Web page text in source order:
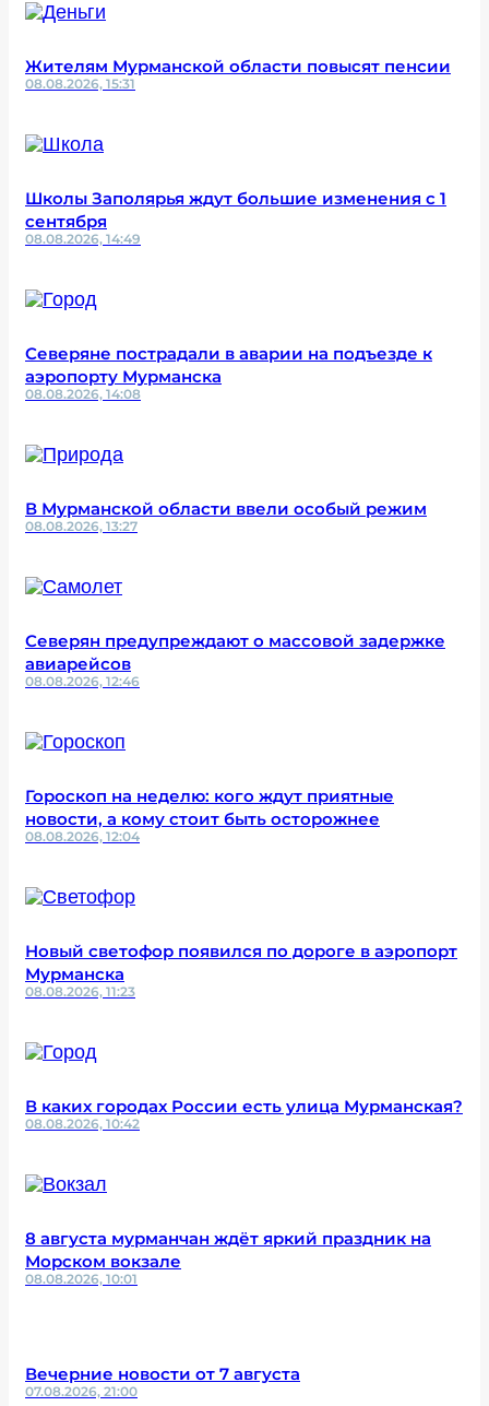
Жителям Мурманской области повысят пенсии
08.08.2026, 15:31
Школы Заполярья ждут большие изменения с 1
сентября
08.08.2026, 14:49
Северяне пострадали в аварии на подъезде к
аэропорту Мурманска
08.08.2026, 14:08
В Мурманской области ввели особый режим
08.08.2026, 13:27
Северян предупреждают о массовой задержке
авиарейсов
08.08.2026, 12:46
Гороскоп на неделю: кого ждут приятные
новости, а кому стоит быть осторожнее
08.08.2026, 12:04
Новый светофор появился по дороге в аэропорт
Мурманска
08.08.2026, 11:23
В каких городах России есть улица Мурманская?
08.08.2026, 10:42
8 августа мурманчан ждёт яркий праздник на
Морском вокзале
08.08.2026, 10:01
Вечерние новости от 7 августа
07.08.2026, 21:00